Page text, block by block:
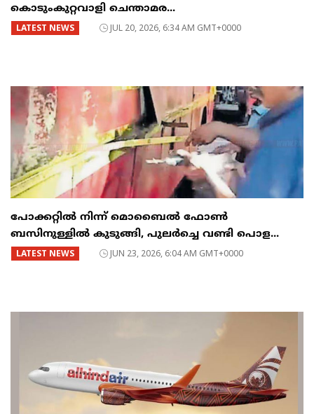
കൊടുംകുറ്റവാളി ചെന്താമര...
LATEST NEWS JUL 20, 2026, 6:34 AM GMT+0000
പോക്കറ്റിൽ നിന്ന് മൊബൈൽ ഫോൺ
ബസിനുള്ളിൽ കുടുങ്ങി, പുലർച്ചെ വണ്ടി പൊള...
LATEST NEWS JUN 23, 2026, 6:04 AM GMT+0000